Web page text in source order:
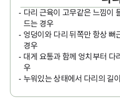
다리 근육이 고무같은 느낌이
드는 경우
엉덩이와 다리 뒤쪽만 항상 뻐
경우
대게 요통과 함께 엉치부터 다
우
누워있는 상태에서 다리의 길